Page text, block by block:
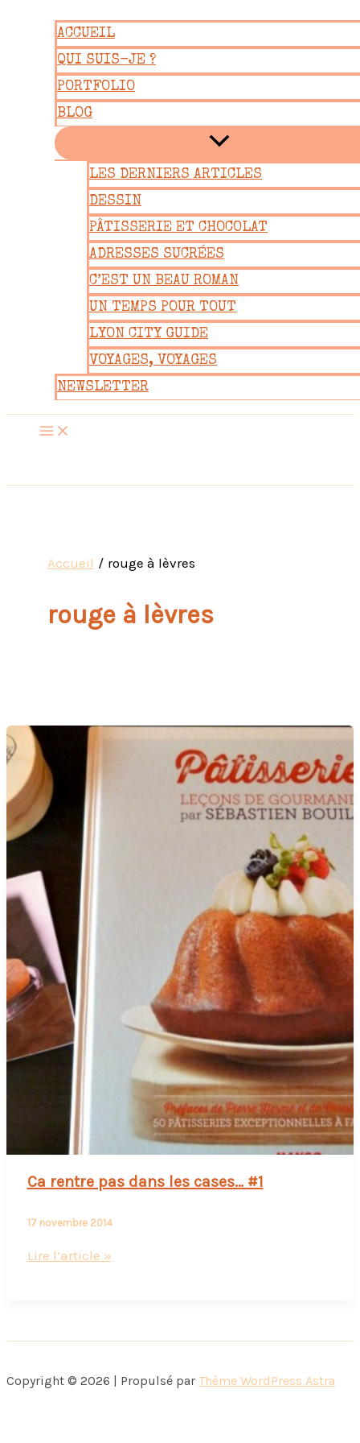
contenu
ACCUEIL
QUI SUIS-JE ?
PORTFOLIO
BLOG
LES DERNIERS ARTICLES
DESSIN
PÂTISSERIE ET CHOCOLAT
ADRESSES SUCRÉES
C’EST UN BEAU ROMAN
UN TEMPS POUR TOUT
LYON CITY GUIDE
VOYAGES, VOYAGES
NEWSLETTER
Accueil rouge à lèvres
rouge à lèvres
Ca rentre pas dans les cases… #1
17 novembre 2014
Ca
les
#1
Lire l’article »
Copyright © 2026 | Propulsé par Thème WordPress Astra